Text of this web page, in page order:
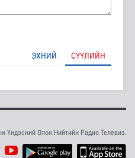
ЭХНИЙ СҮҮЛИЙН
Үндэсний Олон Нийтийн Радио Телевиз.